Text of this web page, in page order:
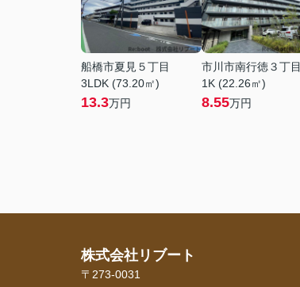
船橋市夏見５丁目
3LDK (73.20㎡)
13.3万円
市川市南行徳３丁目
1K (22.26㎡)
8.55万円
株式会社リブート
〒273-0031